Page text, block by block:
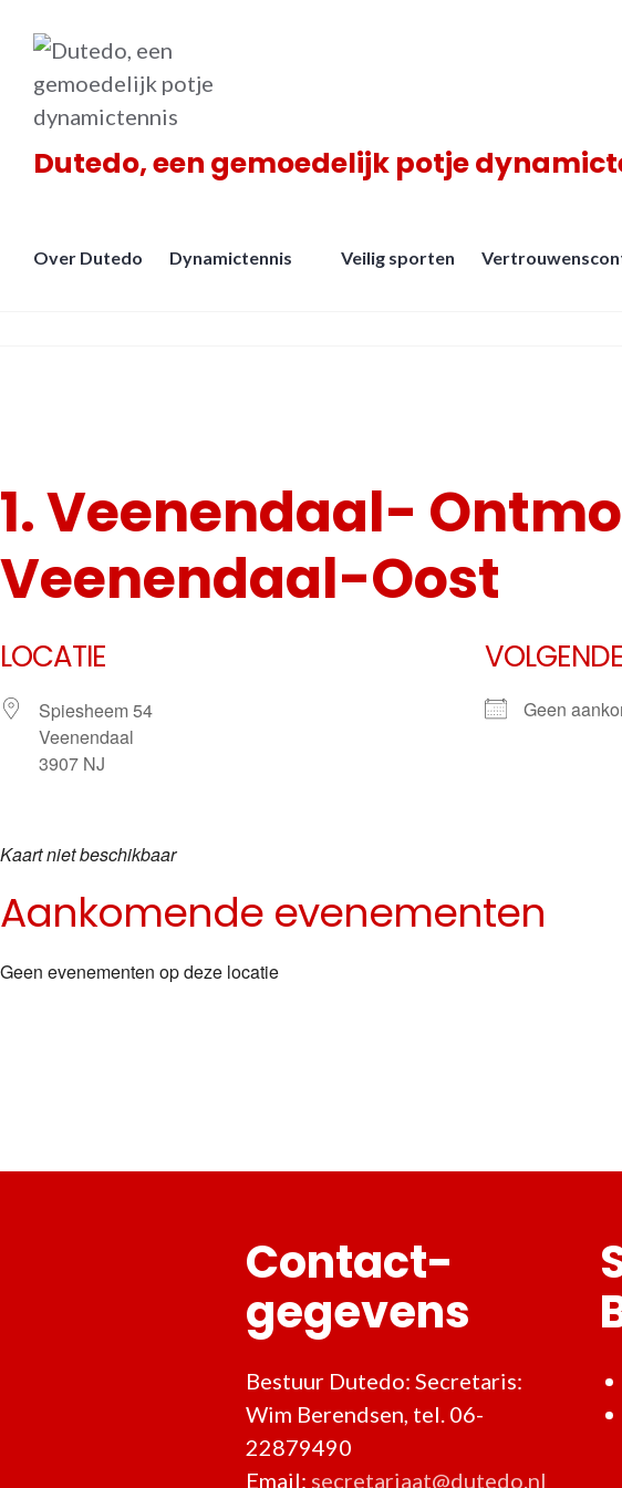
naar
inhoud
Dutedo, een gemoedelijk potje
Over Dutedo Dynamictennis Veilig sporten
1. Veenendaal-
Veenendaal-Oost
LOCATIE
Spiesheem 54
Veenendaal
3907 NJ
Geen
Kaart niet beschikbaar
Aankomende evenementen
Geen evenementen op deze locatie
Contact-
gegevens
Bestuur Dutedo: Secretaris:
Wim Berendsen, tel. 06-
22879490
Email: secretariaat@dutedo.nl